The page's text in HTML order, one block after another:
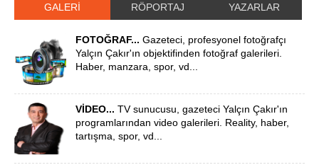
GALERİ RÖPORTAJ YAZARLAR
FOTOĞRAF... Gazeteci, profesyonel fotoğrafçı
Yalçın Çakır'ın objektifinden fotoğraf galerileri.
Haber, manzara, spor, vd...
VİDEO... TV sunucusu, gazeteci Yalçın Çakır'ın
programlarından video galerileri. Reality, haber,
tartışma, spor, vd...